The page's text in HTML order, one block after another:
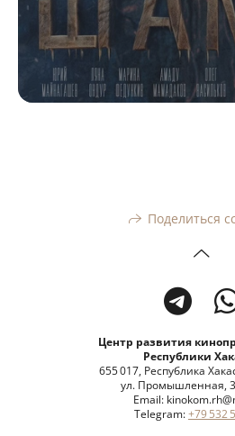
Поделиться
Центр развития
Республики
655 017, Республика
ул. Промышленная,
Email:
Telegram:+79 532